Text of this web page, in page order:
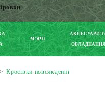
М'ЯЧІ
АКСЕСУАРИ
> Кросівки повсякденні